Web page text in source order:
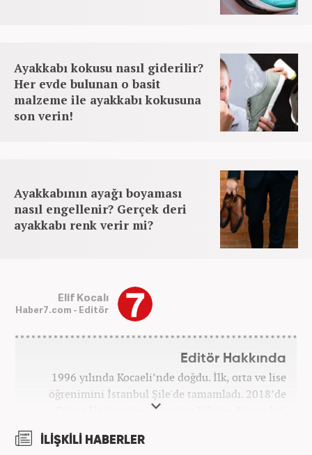
Ayakkabı kokusu nasıl giderilir?
Her evde bulunan o basit
malzeme ile ayakkabı kokusuna
son verin!
Ayakkabının ayağı boyaması
nasıl engellenir? Gerçek deri
ayakkabı renk verir mi?
Elif Kocalı
Haber7.com - Editör
Editör Hakkında
1996 yılında Kocaeli’nde doğdu. İlk, orta ve lise
öğrenimini İstanbul Şile'de tamamladı. 2018’de
Düzce Üniversitesi Yönetim Bilişim Sistemleri
bağlı Haber7.com bünyesinde ‘SEO Editörü’
İLİŞKİLİ HABERLER